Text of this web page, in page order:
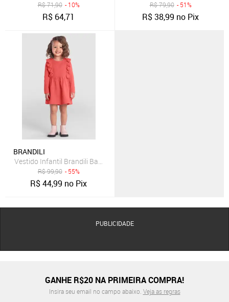
R$71,90 - 10%
R$ 64,71
R$79,90 - 51%
R$38,99 no Pix
BRANDILI
Vestido Infantil Brandili Babado Coral Manga Longa
R$99,90 - 55%
R$44,99 no Pix
PUBLICIDADE
GANHE R$20 NA PRIMEIRA COMPRA!
Insira seu email no campo abaixo. Veja as regras